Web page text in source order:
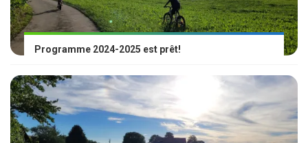
Programme 2024-2025 est prêt!